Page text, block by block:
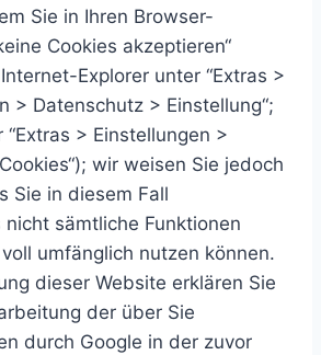
Sie in Ihren Browser-
Cookies akzeptieren“
Explorer unter “Extras >
> Datenschutz > Einstellung“;
> Einstellungen >
wir weisen Sie jedoch
Sie in diesem Fall
sämtliche Funktionen
umfänglich nutzen können.
dieser Website erklären Sie
der über Sie
durch Google in der zuvor